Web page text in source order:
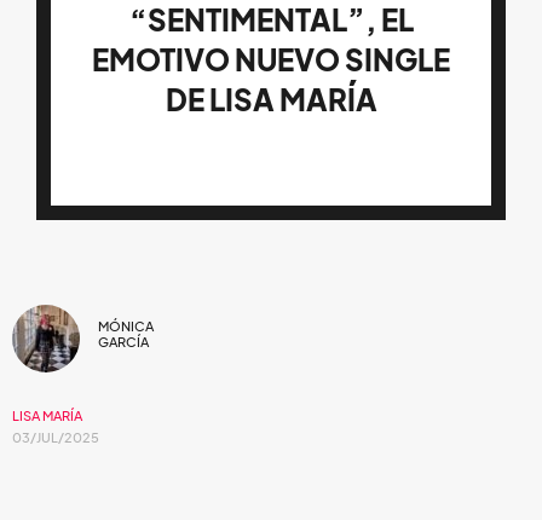
“SENTIMENTAL”, EL
EMOTIVO NUEVO SINGLE
DE LISA MARÍA
MÓNICA
GARCÍA
LISA MARÍA
03/JUL/2025